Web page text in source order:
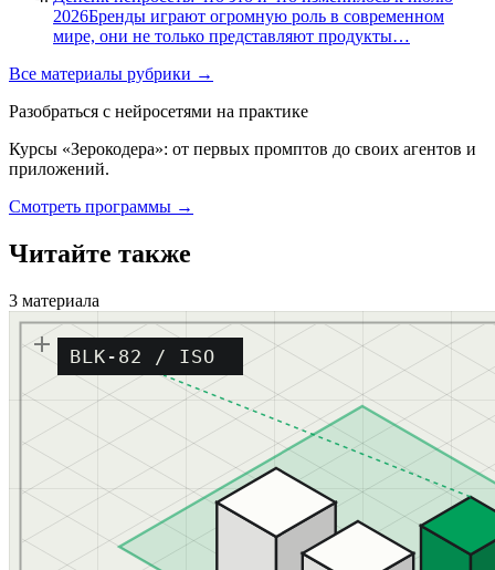
2026Бренды играют огромную роль в современном
мире, они не только представляют продукты…
Все материалы рубрики →
Разобраться с нейросетями на практике
Курсы «Зерокодера»: от первых промптов до своих агентов и
приложений.
Смотреть программы →
Читайте также
3 материала
BLK-82 / ISO